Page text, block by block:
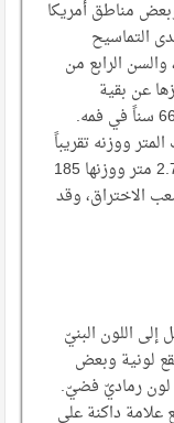
مناطق أمريكا
التماسيح
الرابع من
عن بقية
التماسيح، ويمتلك التمساح الأمريكي بالمُجمَل 66 سناً في فمه.
حوالي 4 أمتار ونصف المتر ووزنه تقريباً
220 كلغ، ويصل طول الأنثى البالغة إلى قرابة 2.7 متر ووزنها 185
الاختراق، وقد
إلى اللون البنيّ
لونية وبعض
لون رماديّ فضيّ.
داكنة على